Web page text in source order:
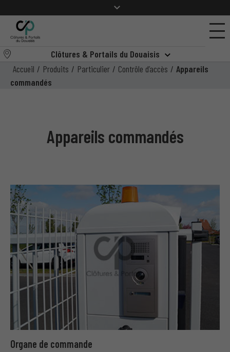
Clôtures & Portails du Douaisis
Accueil / Produits / Particulier / Contrôle d’accès / Appareils
commandés
Appareils commandés
Organe de commande